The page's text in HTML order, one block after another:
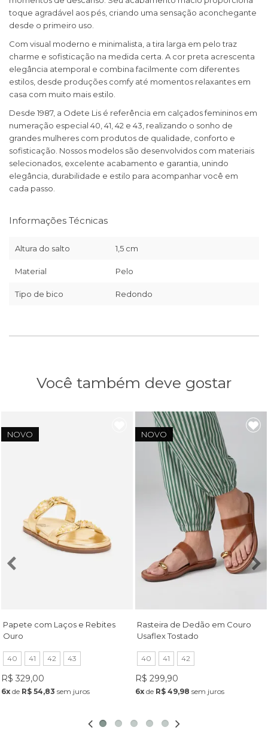
toque agradável aos pés, criando uma sensação aconchegante
desde o primeiro uso.
Com visual moderno e minimalista, a tira larga em pelo traz
charme e sofisticação na medida certa. A cor preta acrescenta
elegância atemporal e combina facilmente com diferentes
estilos, desde produções comfy até momentos relaxantes em
casa com muito mais estilo.
Desde 1987, a Odete Lis é referência em calçados femininos em
numeração especial 40, 41, 42 e 43, realizando o sonho de
grandes mulheres com produtos de qualidade, conforto e
sofisticação. Nossos modelos são desenvolvidos com materiais
selecionados, excelente acabamento e garantia, unindo
elegância, durabilidade e estilo para acompanhar você em
cada passo.
Informações Técnicas
Altura do salto 1,5 cm
Material Pelo
Tipo de bico Redondo
Você também deve gostar
NOVO
Papete com Laços e Rebites
Ouro
40 41 42 43
R$ 329,00
6x de R$ 54,83 sem juros
NOVO
Rasteira de Dedão em Couro
Usaflex Tostado
40 41 42
R$ 299,90
6x de R$ 49,98 sem juros